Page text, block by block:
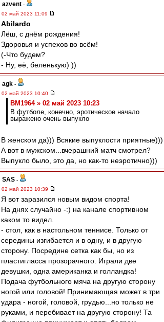
azvent -
02 май 2023 11:09
Abilardo
Лёш, с днём рождения!
Здоровья и успехов во всём!
(-Что будем?
- Ну, её, беленькую) ))
agk -
02 май 2023 10:40
BM1964 » 02 май 2023 10:23
В футболе, конечно, эротическое начало
выражено очень выпукло
В женском да))) Всякие выпуклости приятные)))
А вот в мужском...вчерашний матч смотрел?
Выпукло было, это да, но как-то неэротично)))
SAS -
02 май 2023 10:39
Я вот заразился новым видом спорта!
На днях случайно -:) на канале спортивном
каком то видел.
- стол, как в настольном теннисе. Только от
середины изгибается и в одну, и в другую
сторону. Посредине сетка как бы, но из
пластигласса прозорачного. Играли две
девушки, одна американка и голландка!
Подача футбольного мяча на другую сторону
ногой или головой! Принимающая может в три
удара - ногой, головой, грудью...но только не
руками, и перебивает на другую сторону! Та